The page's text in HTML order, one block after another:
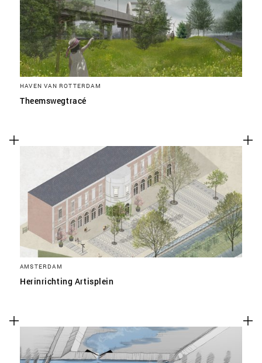
HAVEN VAN ROTTERDAM
Theemswegtracé
AMSTERDAM
Herinrichting Artisplein